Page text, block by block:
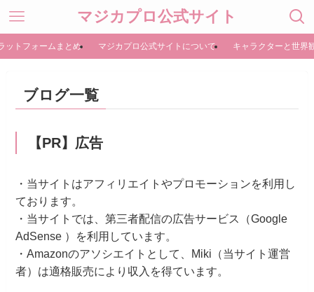
マジカプロ公式サイト
ットフォームまとめ マジカプロ公式サイトについて キャラクターと世界
ブログ一覧
【PR】広告
・当サイトはアフィリエイトやプロモーションを利用し
ております。
・当サイトでは、第三者配信の広告サービス（Google
AdSense ）を利用しています。
・Amazonのアソシエイトとして、Miki（当サイト運営
者）は適格販売により収入を得ています。